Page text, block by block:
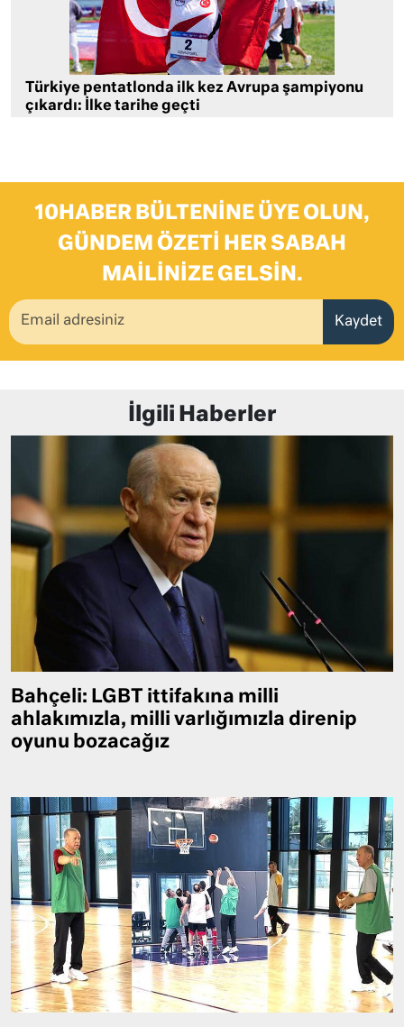
Türkiye pentatlonda ilk kez Avrupa şampiyonu
çıkardı: İlke tarihe geçti
10HABER BÜLTENINE ÜYE OLUN,
GÜNDEM ÖZETI HER SABAH
MAILINIZE GELSIN.
Kaydet
İlgili Haberler
Bahçeli: LGBT ittifakına milli
ahlakımızla, milli varlığımızla direnip
oyunu bozacağız